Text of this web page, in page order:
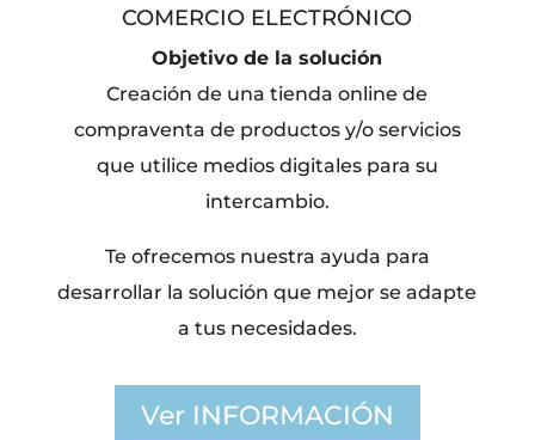
COMERCIO ELECTRÓNICO
Objetivo de la solución
Creación de una tienda online de
compraventa de productos y/o servicios
que utilice medios digitales para su
intercambio.
Te ofrecemos nuestra ayuda para
desarrollar la solución que mejor se adapte
a tus necesidades.
Ver INFORMACIÓN